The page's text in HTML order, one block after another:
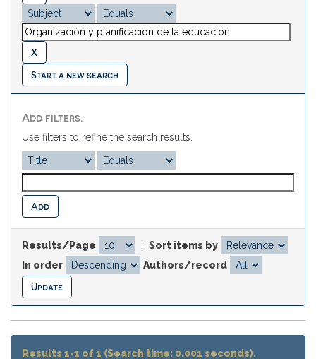
Start a new search
Add filters:
Use filters to refine the search results.
Results/Page
Sort items by
In order
Authors/record
Results 1-1 of 1 (Search time: 0.001 seconds).